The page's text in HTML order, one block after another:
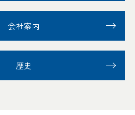
会社案内
歴史